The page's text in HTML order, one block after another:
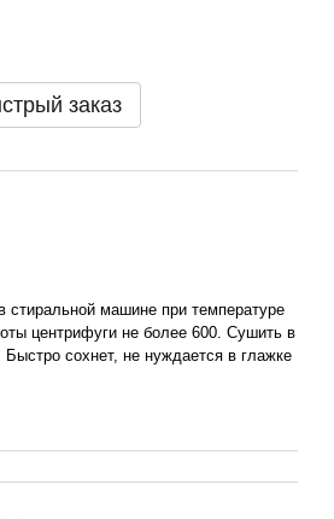
заказ
стиральной машине при температуре
центрифуги не более 600. Сушить в
сохнет, не нуждается в глажке